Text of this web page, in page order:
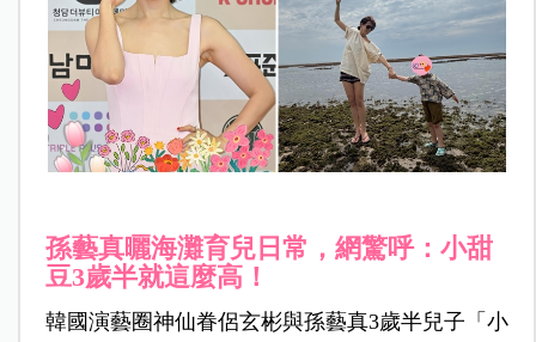
孫藝真曬海灘育兒日常，網驚呼：小甜
豆3歲半就這麼高！
韓國演藝圈神仙眷侶玄彬與孫藝真3歲半兒子「小